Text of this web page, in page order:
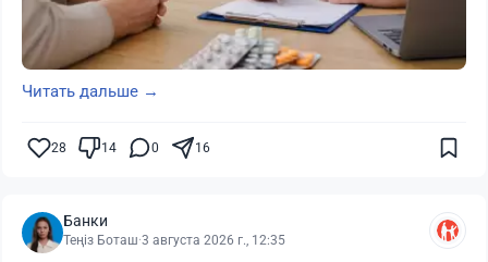
Читать дальше →
28 14 0 16
Банки
Теңіз Боташ·3 августа 2026 г., 12:35